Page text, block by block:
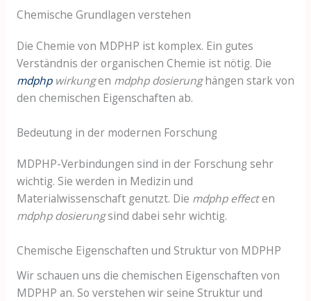
Chemische Grundlagen verstehen
Die Chemie von MDPHP ist komplex. Ein gutes
Verständnis der organischen Chemie ist nötig. Die
mdphpwirkungen mdphp dosierunghängen stark von
den chemischen Eigenschaften ab.
Bedeutung in der modernen Forschung
MDPHP-Verbindungen sind in der Forschung sehr
wichtig. Sie werden in Medizin und
Materialwissenschaft genutzt. Die mdphp effecten
mdphp dosierungsind dabei sehr wichtig.
Chemische Eigenschaften und Struktur von MDPHP
Wir schauen uns die chemischen Eigenschaften von
MDPHP an. So verstehen wir seine Struktur und